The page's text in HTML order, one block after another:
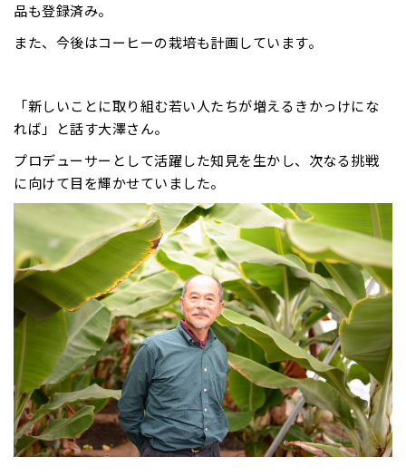
品も登録済み。
また、今後はコーヒーの栽培も計画しています。
「新しいことに取り組む若い人たちが増えるきかっけにな
れば」と話す大澤さん。
プロデューサーとして活躍した知見を生かし、次なる挑戦
に向けて目を輝かせていました。